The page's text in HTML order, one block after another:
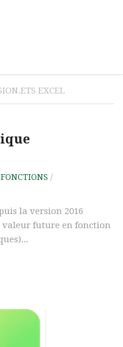
EXCEL
FONCTIONS /
la version 2016
valeur future en fonction